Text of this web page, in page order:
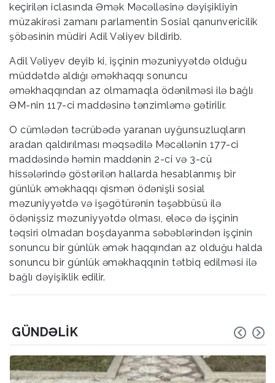
keçirilən iclasında Əmək Məcəlləsinə dəyişikliyin
müzakirəsi zamanı parlamentin Sosial qanunvericilik
şöbəsinin müdiri Adil Vəliyev bildirib.
Adil Vəliyev deyib ki, işçinin məzuniyyətdə olduğu
müddətdə aldığı əməkhaqqı sonuncu
əməkhaqqından az olmamaqla ödənilməsi ilə bağlı
ƏM-nin 117-ci maddəsinə tənzimləmə gətirilir.
O cümlədən təcrübədə yaranan uyğunsuzluqların
aradan qaldırılması məqsədilə Məcəllənin 177-ci
maddəsində həmin maddənin 2-ci və 3-cü
hissələrində göstərilən hallarda hesablanmış bir
günlük əməkhaqqı qismən ödənişli sosial
məzuniyyətdə və işəgötürənin təşəbbüsü ilə
ödənişsiz məzuniyyətdə olması, eləcə də işçinin
təqsiri olmadan boşdayanma səbəblərindən işçinin
sonuncu bir günlük əmək haqqından az olduğu halda
sonuncu bir günlük əməkhaqqınin tətbiq edilməsi ilə
bağlı dəyişiklik edilir.
GÜNDƏLIK